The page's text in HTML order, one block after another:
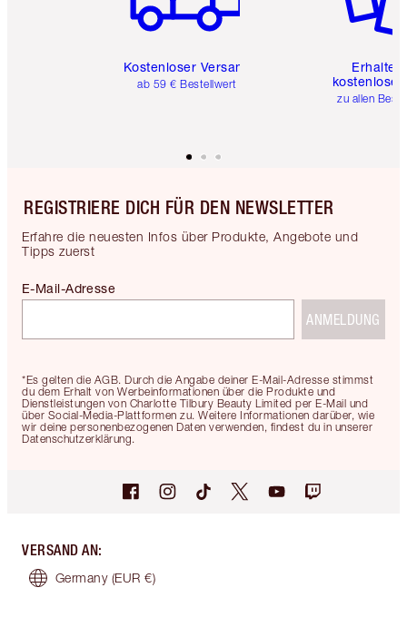
Kostenloser Versand
ab 59 € Bestellwert
Erhalte
kostenlose
zu allen
REGISTRIERE DICH FÜR DEN NEWSLETTER
Erfahre die neuesten Infos über Produkte, Angebote und
Tipps zuerst
*Es gelten die AGB. Durch die Angabe deiner E-Mail-Adresse stimmst
du dem Erhalt von Werbeinformationen über die Produkte und
Dienstleistungen von Charlotte Tilbury Beauty Limited per E-Mail und
über Social-Media-Plattformen zu. Weitere Informationen darüber, wie
wir deine personenbezogenen Daten verwenden, findest du in unserer
Datenschutzerklärung.
E-Mail-Adresse
ANMELDUNG
VERSAND AN:
Germany (EUR €)